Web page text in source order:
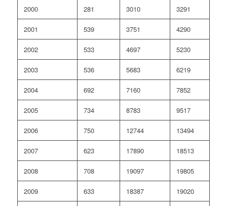
2000 281 3010 3291
2001 539 3751 4290
2002 533 4697 5230
2003 536 5683 6219
2004 692 7160 7852
2005 734 8783 9517
2006 750 12744 13494
2007 623 17890 18513
2008 708 19097 19805
2009 633 18387 19020